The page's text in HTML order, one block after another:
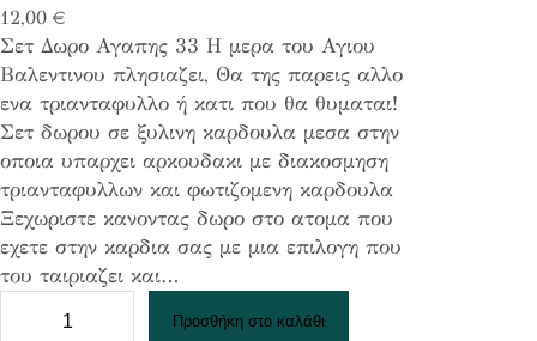
12,00 €
Σετ Δωρο Αγαπης 33 Η μερα του Αγιου
Βαλεντινου πλησιαζει, Θα της παρεις αλλο
ενα τριανταφυλλο ή κατι που θα θυμαται!
Σετ δωρου σε ξυλινη καρδουλα μεσα στην
οποια υπαρχει αρκουδακι με διακοσμηση
τριανταφυλλων και φωτιζομενη καρδουλα
Ξεχωριστε κανοντας δωρο στο ατομα που
εχετε στην καρδια σας με μια επιλογη που
του ταιριαζει και…
Προσθήκη στο καλάθι